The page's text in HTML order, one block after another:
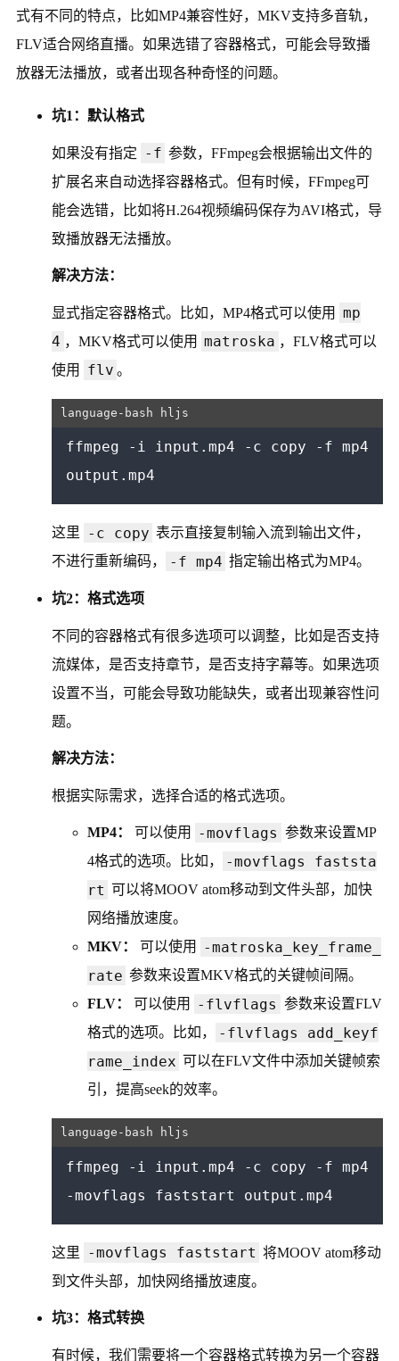
式有不同的特点，比如MP4兼容性好，MKV支持多音轨，
FLV适合网络直播。如果选错了容器格式，可能会导致播
放器无法播放，或者出现各种奇怪的问题。
坑1：默认格式
如果没有指定 -f 参数，FFmpeg会根据输出文件的
扩展名来自动选择容器格式。但有时候，FFmpeg可
能会选错，比如将H.264视频编码保存为AVI格式，导
致播放器无法播放。
解决方法：
显式指定容器格式。比如，MP4格式可以使用
mp
4 ，MKV格式可以使用 matroska ，FLV格式可以
使用
flv 。
ffmpeg -i input.mp4 -c copy -f mp4
这里 -c copy 表示直接复制输入流到输出文件，
不进行重新编码，
-f mp4 指定输出格式为MP4。
坑2：格式选项
不同的容器格式有很多选项可以调整，比如是否支持
流媒体，是否支持章节，是否支持字幕等。如果选项
设置不当，可能会导致功能缺失，或者出现兼容性问
题。
解决方法：
根据实际需求，选择合适的格式选项。
MP4： 可以使用 -movflags 参数来设置MP
4格式的选项。比如，
-movflags faststa
rt 可以将MOOV atom移动到文件头部，加快
网络播放速度。
MKV：
可以使用
-matroska_key_frame_
rate 参数来设置MKV格式的关键帧间隔。
FLV：
可以使用 -flvflags 参数来设置FLV
格式的选项。比如，
-flvflags add_keyf
rame_index 可以在FLV文件中添加关键帧索
引，提高seek的效率。
ffmpeg -i input.mp4 -c copy -f mp4
这里 -movflags faststart 将MOOV atom移动
到文件头部，加快网络播放速度。
坑3：格式转换
有时候，我们需要将一个容器格式转换为另一个容器